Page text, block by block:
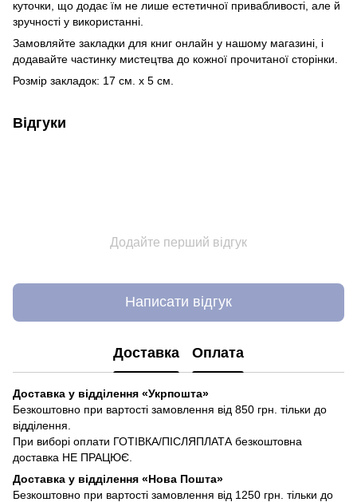
куточки, що додає їм не лише естетичної привабливості, але й
зручності у використанні.
Замовляйте закладки для книг онлайн у нашому магазині, і
додавайте частинку мистецтва до кожної прочитаної сторінки.
Розмір закладок: 17 см. х 5 см.
Відгуки
Додайте перший відгук
Написати відгук
Доставка Оплата
Доставка у відділення «Укрпошта»
Безкоштовно при вартості замовлення від 850 грн. тільки до
відділення.
При виборі оплати ГОТІВКА/ПІСЛЯПЛАТА безкоштовна
доставка НЕ ПРАЦЮЄ.
Доставка у відділення «Нова Пошта»
Безкоштовно при вартості замовлення від 1250 грн. тільки до